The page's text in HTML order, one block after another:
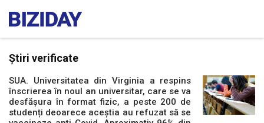
Știri verificate
SUA. Universitatea din Virginia a respins
înscrierea în noul an universitar, care se va
desfășura în format fizic, a peste 200 de
studenți deoarece aceștia au refuzat să se